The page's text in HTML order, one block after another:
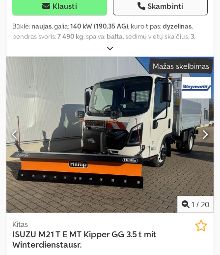
Klausti Skambinti
Būklė: naujas, galia:140 kW (190,35 AG), kuro tipas:dyzelinas,
bendras svoris:7 490 kg , spalva: balta , sėdimų vietų skaičius: 3
ABS, centrinis užraktas, elektroninė stabilumo programa
(ESP), oro kondicionavimas, suodžių filtras,
Mažas skelbimas
1 / 20
Kitas
ISUZU M21 T E MT Kipper GG 3.5 t mit
Winterdienstausr.